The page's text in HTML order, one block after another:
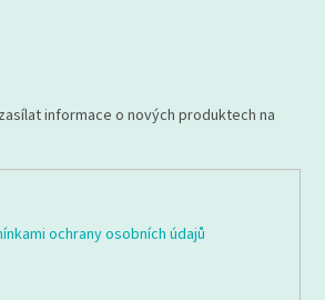
informace o nových produktech na
ochrany osobních údajů